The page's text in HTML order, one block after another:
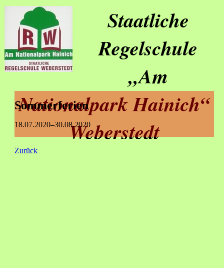
Staatliche
Regelschule
„Am
Nationalpark Hainich“
Weberstedt
Sommerferien
18.07.2020–30.08.2020
Zurück